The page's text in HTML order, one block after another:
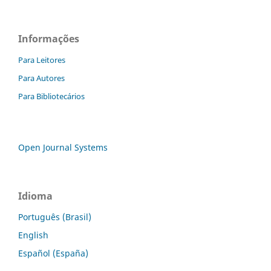
Informações
Para Leitores
Para Autores
Para Bibliotecários
Open Journal Systems
Idioma
Português (Brasil)
English
Español (España)